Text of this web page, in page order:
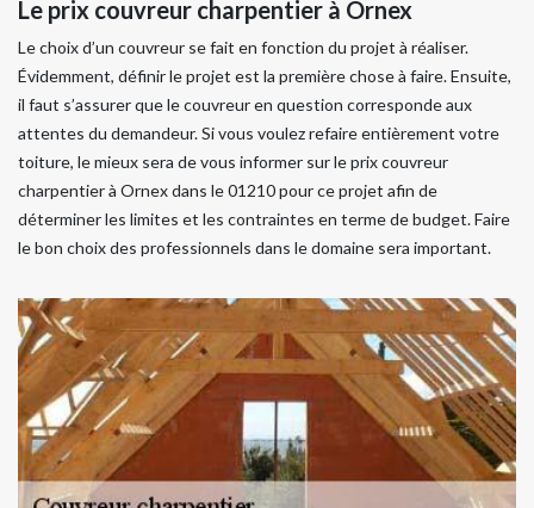
Le prix couvreur charpentier à Ornex
Le choix d’un couvreur se fait en fonction du projet à réaliser.
Évidemment, définir le projet est la première chose à faire. Ensuite,
il faut s’assurer que le couvreur en question corresponde aux
attentes du demandeur. Si vous voulez refaire entièrement votre
toiture, le mieux sera de vous informer sur le prix couvreur
charpentier à Ornex dans le 01210 pour ce projet afin de
déterminer les limites et les contraintes en terme de budget. Faire
le bon choix des professionnels dans le domaine sera important.